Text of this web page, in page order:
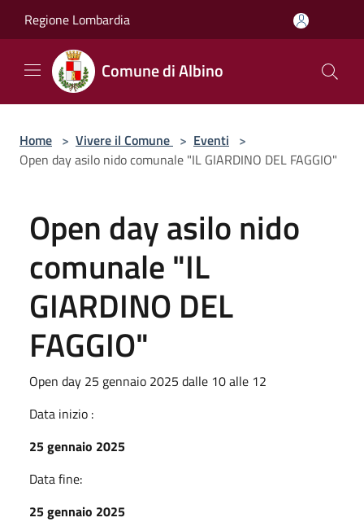
Regione Lombardia
Comune di Albino
Home > Vivere il Comune > Eventi >
Open day asilo nido comunale "IL GIARDINO DEL FAGGIO"
Open day asilo nido
comunale "IL
GIARDINO DEL
FAGGIO"
Open day 25 gennaio 2025 dalle 10 alle 12
Data inizio :
25 gennaio 2025
Data fine:
25 gennaio 2025